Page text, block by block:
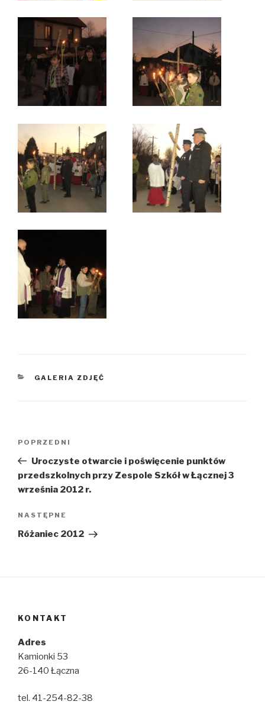
KATEGORIE
GALERIA ZDJĘĆ
Poprzedni
wpis
POPRZEDNI
Uroczyste otwarcie i poświęcenie punktów
przedszkolnych przy Zespole Szkół w Łącznej 3
września 2012 r.
Następny
wpis
NASTĘPNE
Różaniec 2012
KONTAKT
Adres
Kamionki 53
26-140 Łączna
tel. 41-254-82-38